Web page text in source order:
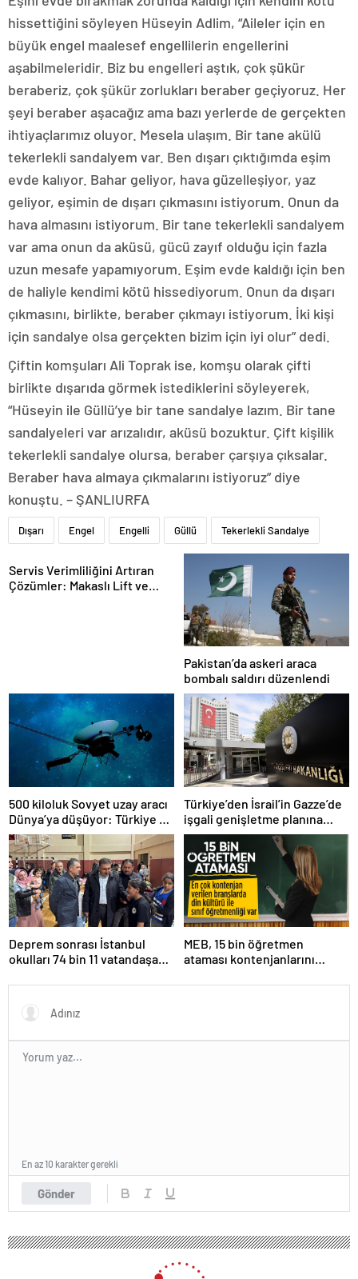
hissettiğini söyleyen Hüseyin Adlim, “Aileler için en
büyük engel maalesef engellilerin engellerini
aşabilmeleridir. Biz bu engelleri aştık, çok şükür
beraberiz, çok şükür zorlukları beraber geçiyoruz. Her
şeyi beraber aşacağız ama bazı yerlerde de gerçekten
ihtiyaçlarımız oluyor. Mesela ulaşım. Bir tane akülü
tekerlekli sandalyem var. Ben dışarı çıktığımda eşim
evde kalıyor. Bahar geliyor, hava güzelleşiyor, yaz
geliyor, eşimin de dışarı çıkmasını istiyorum. Onun da
hava almasını istiyorum. Bir tane tekerlekli sandalyem
var ama onun da aküsü, gücü zayıf olduğu için fazla
uzun mesafe yapamıyorum. Eşim evde kaldığı için ben
de haliyle kendimi kötü hissediyorum. Onun da dışarı
çıkmasını, birlikte, beraber çıkmayı istiyorum. İki kişi
için sandalye olsa gerçekten bizim için iyi olur” dedi.
Çiftin komşuları Ali Toprak ise, komşu olarak çifti
birlikte dışarıda görmek istediklerini söyleyerek,
“Hüseyin ile Güllü’ye bir tane sandalye lazım. Bir tane
sandalyeleri var arızalıdır, aküsü bozuktur. Çift kişilik
tekerlekli sandalye olursa, beraber çarşıya çıksalar.
Beraber hava almaya çıkmalarını istiyoruz” diye
konuştu. – ŞANLIURFA
Dışarı Engel Engelli Güllü Tekerlekli Sandalye
Servis Verimliliğini Artıran
Çözümler: Makaslı Lift ve
Pakistan’da askeri araca
bombalı saldırı düzenlendi
500 kiloluk Sovyet uzay aracı
Dünya’ya düşüyor: Türkiye de
risk altında
Türkiye’den İsrail’in Gazze’de
işgali genişletme planına
tepki
Deprem sonrası İstanbul
okulları 74 bin 11 vatandaşa
MEB, 15 bin öğretmen
ataması kontenjanlarını
Gönder
En az 10 karakter gerekli